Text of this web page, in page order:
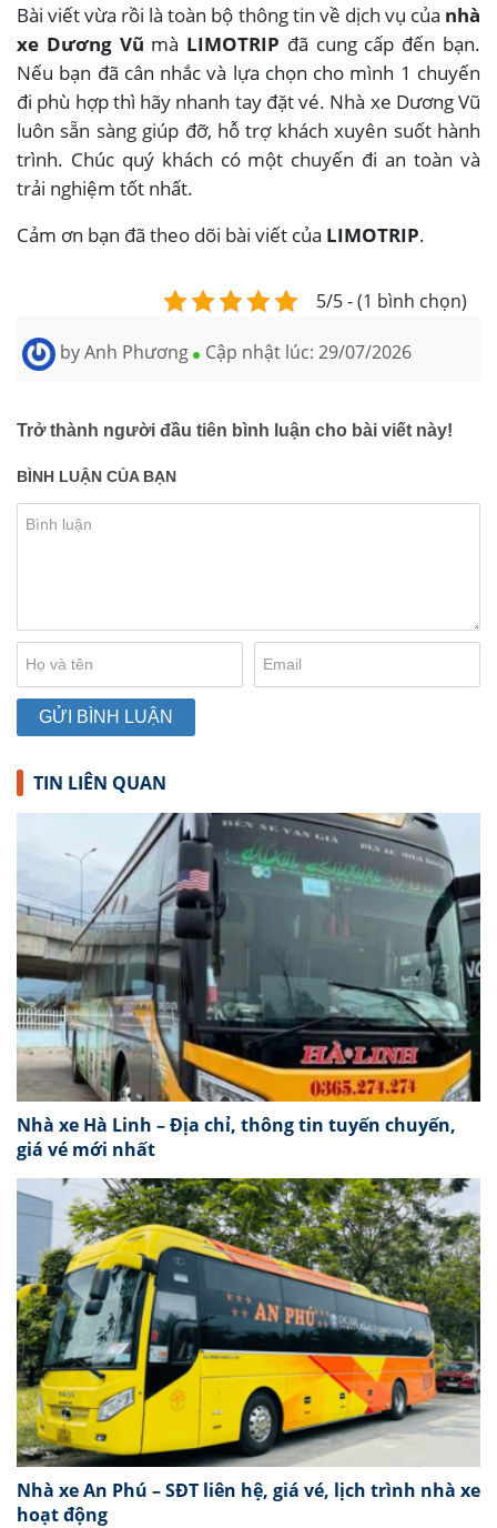
Bài viết vừa rồi là toàn bộ thông tin về dịch vụ của nhà
xe Dương Vũ mà LIMOTRIP đã cung cấp đến bạn.
Nếu bạn đã cân nhắc và lựa chọn cho mình 1 chuyến
đi phù hợp thì hãy nhanh tay đặt vé. Nhà xe Dương Vũ
luôn sẵn sàng giúp đỡ, hỗ trợ khách xuyên suốt hành
trình. Chúc quý khách có một chuyến đi an toàn và
trải nghiệm tốt nhất.
Cảm ơn bạn đã theo dõi bài viết của LIMOTRIP.
5/5 - (1 bình chọn)
byAnh Phương Cập nhật lúc: 29/07/2026
Trở thành người đầu tiên bình luận cho bài viết này!
BÌNH LUẬN CỦA BẠN
TIN LIÊN QUAN
Nhà xe Hà Linh – Địa chỉ, thông tin tuyến chuyến,
giá vé mới nhất
Nhà xe An Phú – SĐT liên hệ, giá vé, lịch trình nhà xe
hoạt động